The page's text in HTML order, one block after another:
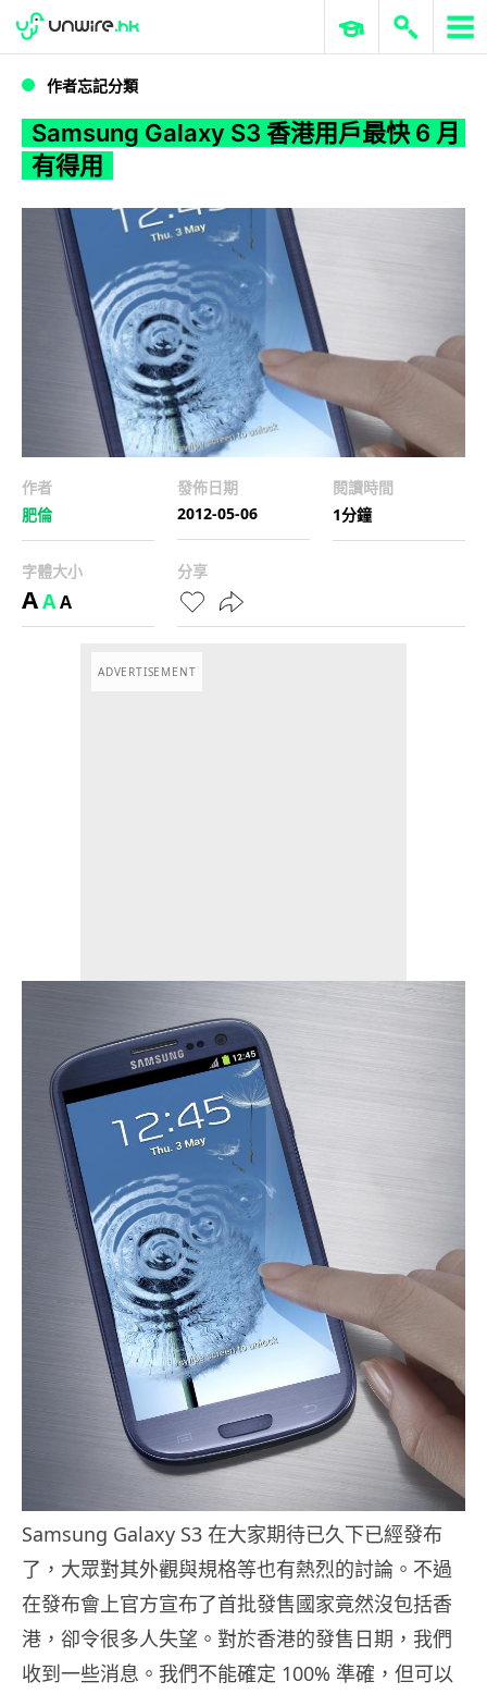
WWDC 2026 ERP 與商業 AI
作者忘記分類
Samsung Galaxy S3 香港用戶最快 6 月
有得用
作者
肥倫
發佈日期
2012-05-06
閱讀時間
1分鐘
字體大小
AAA
分享
ADVERTISEMENT
Samsung Galaxy S3 在大家期待已久下已經發布
了，大眾對其外觀與規格等也有熱烈的討論。不過
在發布會上官方宣布了首批發售國家竟然沒包括香
港，卻令很多人失望。對於香港的發售日期，我們
收到一些消息。我們不能確定 100% 準確，但可以